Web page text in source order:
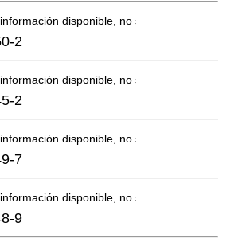
disponible, no se puede pedir
2
disponible, no se puede pedir
2
disponible, no se puede pedir
7
disponible, no se puede pedir
9